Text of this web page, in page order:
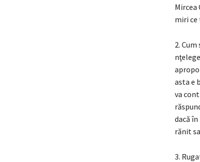
Mircea
miri ce
2.
asta e
va
dacă
rănit
3.